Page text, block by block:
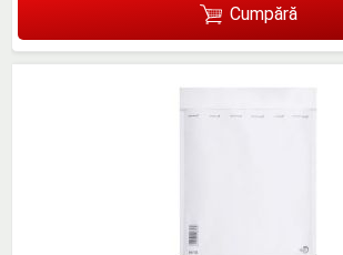
Cumpără